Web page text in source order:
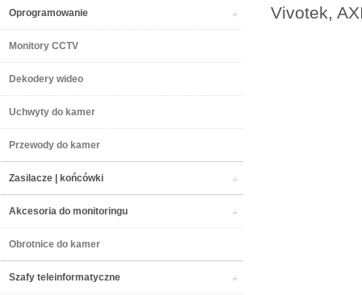
Oprogramowanie
Monitory CCTV
Dekodery wideo
Uchwyty do kamer
Przewody do kamer
Zasilacze | końcówki
Akcesoria do monitoringu
Obrotnice do kamer
Szafy teleinformatyczne
Vivotek,